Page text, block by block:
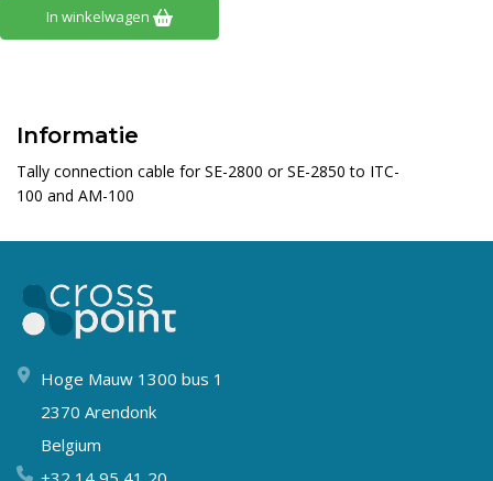
In winkelwagen
Informatie
Tally connection cable for SE-2800 or SE-2850 to ITC-
100 and AM-100
Hoge Mauw 1300 bus 1
2370 Arendonk
Belgium